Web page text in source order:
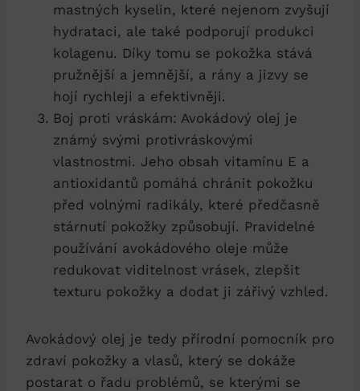
mastných kyselin, které nejenom zvyšují
hydrataci, ale také podporují produkci
kolagenu. Díky tomu se pokožka stává
pružnější a jemnější, a rány a jizvy se
hojí rychleji a efektivněji.
Boj proti vráskám: Avokádový olej je
známý svými protivráskovými
vlastnostmi. Jeho obsah vitamínu E a
antioxidantů pomáhá chránit pokožku
před volnými radikály, které předčasně
stárnutí pokožky způsobují. Pravidelné
používání avokádového oleje může
redukovat viditelnost vrásek, zlepšit
texturu pokožky a dodat ji zářivý vzhled.
Avokádový olej je tedy přírodní pomocník pro
zdraví pokožky a vlasů, který se dokáže
postarat o řadu problémů, se kterými se